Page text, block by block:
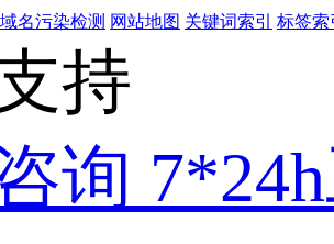
域名污染检测 网站地图 关键词索引 标签索
持
询